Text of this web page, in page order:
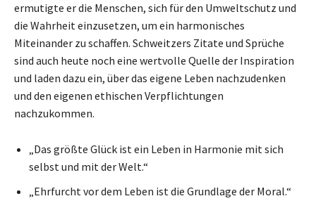
ermutigte er die Menschen, sich für den Umweltschutz und
die Wahrheit einzusetzen, um ein harmonisches
Miteinander zu schaffen. Schweitzers Zitate und Sprüche
sind auch heute noch eine wertvolle Quelle der Inspiration
und laden dazu ein, über das eigene Leben nachzudenken
und den eigenen ethischen Verpflichtungen
nachzukommen.
„Das größte Glück ist ein Leben in Harmonie mit sich
selbst und mit der Welt.“
„Ehrfurcht vor dem Leben ist die Grundlage der Moral.“